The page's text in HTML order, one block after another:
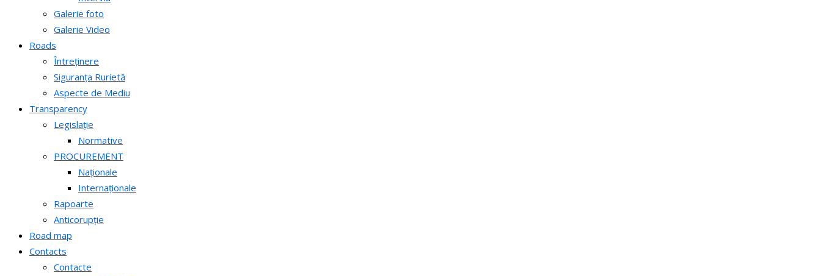
Galerie foto
Galerie Video
Roads
Întreținere
Siguranța Rurietă
Aspecte de Mediu
Transparency
Legislație
Normative
PROCUREMENT
Naționale
Internaționale
Rapoarte
Anticorupție
Road map
Contacts
Contacte